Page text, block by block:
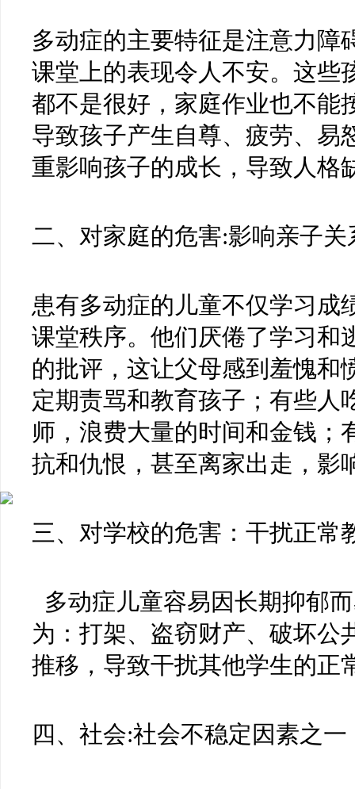
多动症的主要特征是注意力障
课堂上的表现令人不安。这些
都不是很好，家庭作业也不能
导致孩子产生自尊、疲劳、易
重影响孩子的成长，导致人格
二、对家庭的危害:影响亲子关
患有多动症的儿童不仅学习成
课堂秩序。他们厌倦了学习和
的批评，这让父母感到羞愧和
定期责骂和教育孩子；有些人
师，浪费大量的时间和金钱；
抗和仇恨，甚至离家出走，影
三、对学校的危害：干扰正常
多动症儿童容易因长期抑郁
为：打架、盗窃财产、破坏公
推移，导致干扰其他学生的正
四、社会:社会不稳定因素之一